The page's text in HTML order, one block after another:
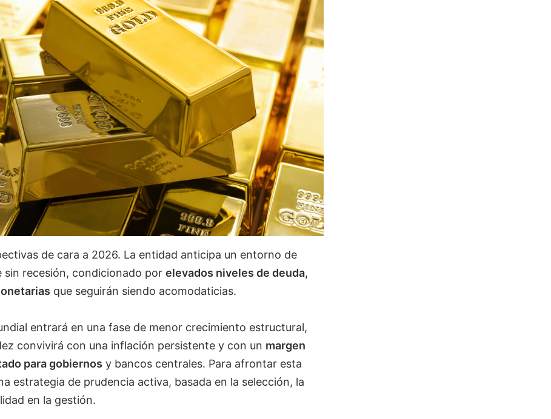
de cara a 2026. La entidad anticipa un entorno de
sin recesión, condicionado por elevados niveles de deuda,
que seguirán siendo acomodaticias.
entrará en una fase de menor crecimiento estructural,
convivirá con una inflación persistente y con un margen
para gobiernos y bancos centrales. Para afrontar esta
estrategia de prudencia activa, basada en la selección, la
en la gestión.